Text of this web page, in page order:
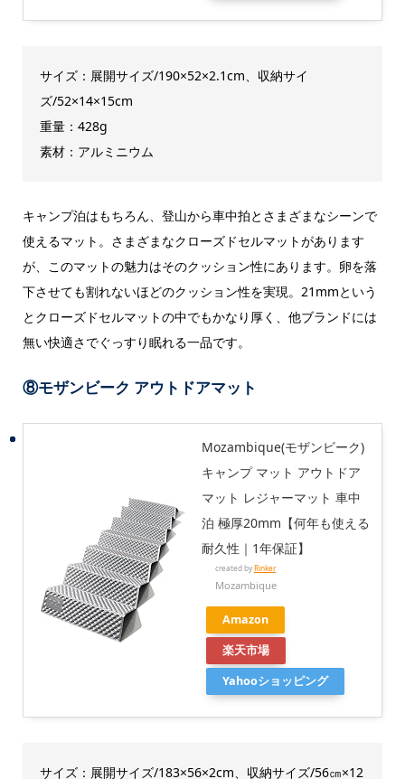
サイズ：展開サイズ/190×52×2.1cm、収納サイ
ズ/52×14×15cm
重量：428g
素材：アルミニウム
キャンプ泊はもちろん、登山から車中拍とさまざまなシーンで
使えるマット。さまざまなクローズドセルマットがあります
が、このマットの魅力はそのクッション性にあります。卵を落
下させても割れないほどのクッション性を実現。21mmという
とクローズドセルマットの中でもかなり厚く、他ブランドには
無い快適さでぐっすり眠れる一品です。
⑧モザンビーク アウトドアマット
Mozambique(モザンビーク)
キャンプ マット アウトドア
マット レジャーマット 車中
泊 極厚20mm【何年も使える
耐久性｜1年保証】
created byRinker
Mozambique
Amazon
楽天市場
Yahooショッピング
サイズ：展開サイズ/183×56×2cm、収納サイズ/56㎝×12